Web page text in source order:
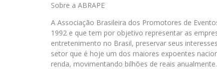
Sobre a ABRAPE
A Associação Brasileira dos Promotores de
1992 e que tem por objetivo representar as
entretenimento no Brasil, preservar seus
setor que é hoje um dos maiores expoentes
renda, movimentando bilhões de reais